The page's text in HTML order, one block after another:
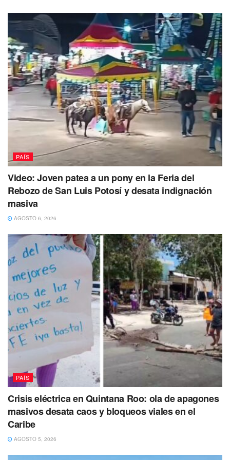
PAÍS
Video: Joven patea a un pony en la Feria del
Rebozo de San Luis Potosí y desata indignación
masiva
AGOSTO 6, 2026
PAÍS
Crisis eléctrica en Quintana Roo: ola de apagones
masivos desata caos y bloqueos viales en el
Caribe
AGOSTO 5, 2026